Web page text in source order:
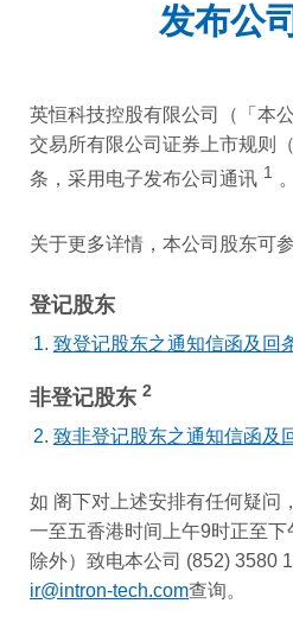
发布公
英恒科技控股有限公司（「本
交易所有限公司证券上市规则
条，采用电子发布公司通讯 1 。
关于更多详情，本公司股东可
登记股东
致登记股东之通知信函及回
非登记股东 2
致非登记股东之通知信函及
如 阁下对上述安排有任何疑问
一至五香港时间上午9时正至
除外）致电本公司 (852) 3580
ir@intron-tech.com查询。